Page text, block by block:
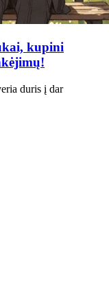
kupini
duris į dar